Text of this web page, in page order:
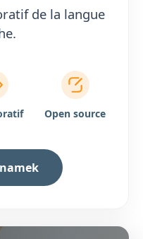
de la langue
Open source